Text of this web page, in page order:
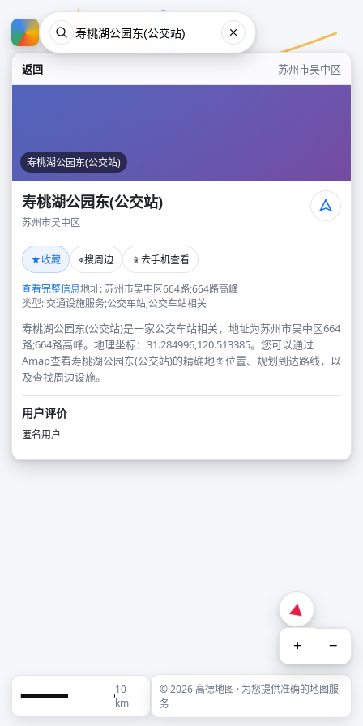
返回 苏州市吴中区
寿桃湖公园东(公交站)
寿桃湖公园东(公交站)
苏州市吴中区
★收藏 ⌖搜周边 📱 去手机查看
查看完整信息地址: 苏州市吴中区664路;664路高峰
类型: 交通设施服务;公交车站;公交车站相关
寿桃湖公园东(公交站)是一家公交车站相关，地址为苏州市吴中区664
路;664路高峰。地理坐标：31.284996,120.513385。您可以通过
Amap查看寿桃湖公园东(公交站)的精确地图位置、规划到达路线，以
及查找周边设施。
用户评价
匿名用户
+ −
10
km
© 2026 高德地图 · 为您提供准确的地图服
务